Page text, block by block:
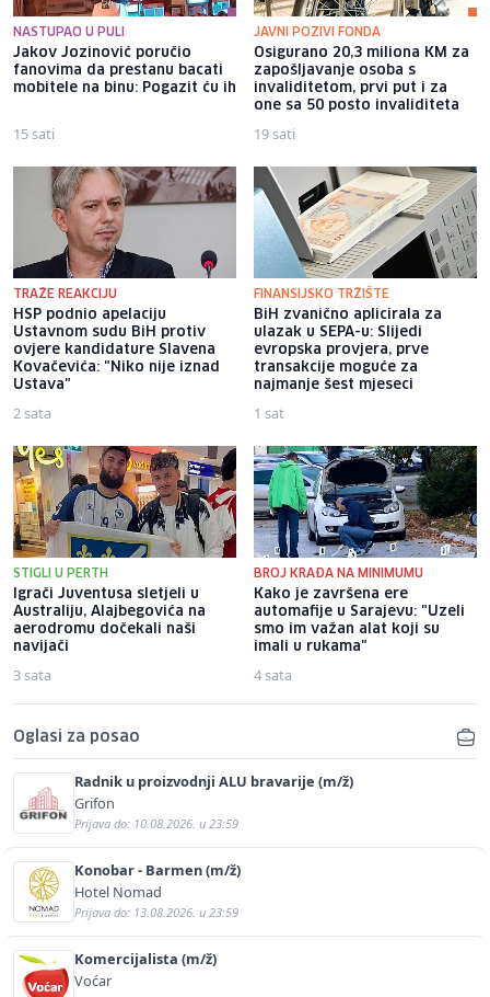
NASTUPAO U PULI
Jakov Jozinović poručio
fanovima da prestanu bacati
mobitele na binu: Pogazit ću ih
15 sati
JAVNI POZIVI FONDA
Osigurano 20,3 miliona KM za
zapošljavanje osoba s
invaliditetom, prvi put i za
one sa 50 posto invaliditeta
19 sati
TRAŽE REAKCIJU
HSP podnio apelaciju
Ustavnom sudu BiH protiv
ovjere kandidature Slavena
Kovačevića: "Niko nije iznad
Ustava"
2 sata
FINANSIJSKO TRŽIŠTE
BiH zvanično aplicirala za
ulazak u SEPA-u: Slijedi
evropska provjera, prve
transakcije moguće za
najmanje šest mjeseci
1 sat
STIGLI U PERTH
Igrači Juventusa sletjeli u
Australiju, Alajbegovića na
aerodromu dočekali naši
navijači
3 sata
BROJ KRAĐA NA MINIMUMU
Kako je završena ere
automafije u Sarajevu: "Uzeli
smo im važan alat koji su
imali u rukama"
4 sata
Oglasi za posao
Radnik u proizvodnji ALU bravarije (m/ž)
Grifon
Prijava do: 10.08.2026. u 23:59
Konobar - Barmen (m/ž)
Hotel Nomad
Prijava do: 13.08.2026. u 23:59
Komercijalista (m/ž)
Voćar